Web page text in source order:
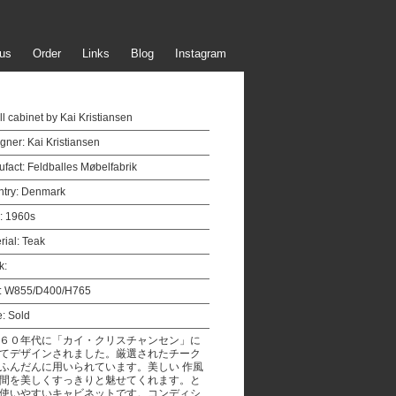
Order Links Blog Instagram
cabinet by Kai Kristiansen
Kai Kristiansen
Feldballes Møbelfabrik
Denmark
1960s
Teak
W855/D400/H765
Sold
０年代に「カイ・クリスチャンセン」に
デザインされました。厳選されたチーク
んだんに用いられています。美しい 作風
を美しくすっきりと魅せてくれます。と
いやすいキャビネットです。コンディシ